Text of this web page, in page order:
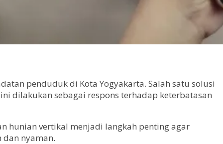
penduduk di Kota Yogyakarta. Salah satu solusi
dilakukan sebagai respons terhadap keterbatasan
hunian vertikal menjadi langkah penting agar
nyaman.